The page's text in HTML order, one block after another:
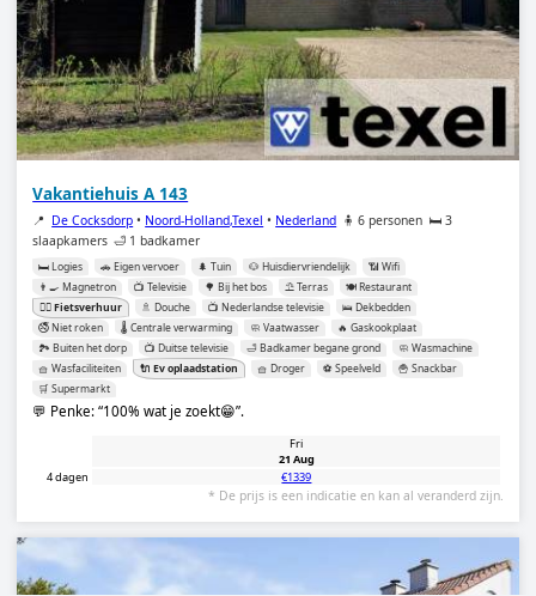
Vakantiehuis A 143
📍 De Cocksdorp • Noord-Holland,Texel • Nederland 🧍 6 personen 🛏️ 3
slaapkamers 🛁 1 badkamer
🛏️ Logies 🚗 Eigen vervoer 🌲 Tuin 🐶 Huisdiervriendelijk
📶 Wifi
👨‍🍳 Magnetron
📺 Televisie 🌳 Bij het bos ⛱️ Terras
🍽️ Restaurant
🚴‍♂️ Fietsverhuur
🚿 Douche 📺 Nederlandse televisie
🛌 Dekbedden
🚭 Niet roken
🌡️ Centrale verwarming 🧼 Vaatwasser
🔥 Gaskookplaat
🏞️ Buiten het dorp
📺 Duitse televisie 🛁 Badkamer begane grond
🧼 Wasmachine
🧺 Wasfaciliteiten
🔌 Ev oplaadstation 🧺 Droger ⚽️ Speelveld
🍟 Snackbar
🛒 Supermarkt
💬 Penke: 100% wat je zoekt😁 .
Fri
21 Aug
4 dagen
€1339
* De prijs is een indicatie en kan al veranderd zijn.